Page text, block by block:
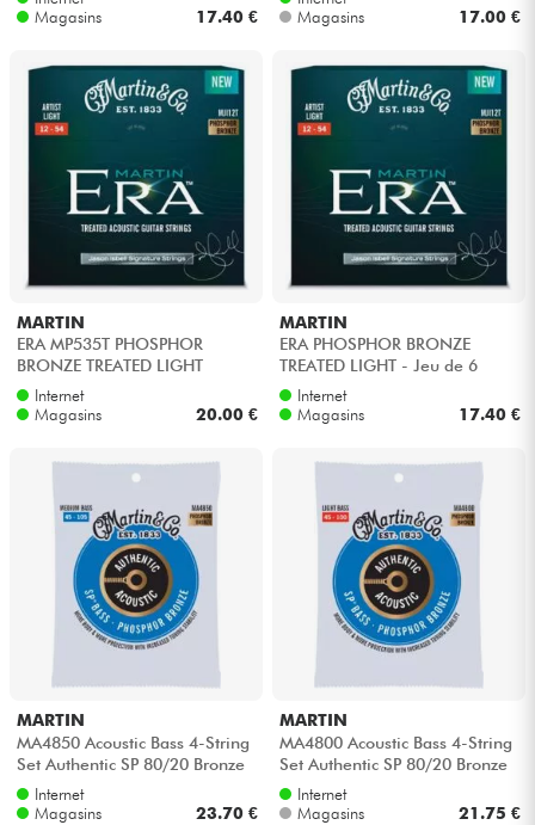
Magasins
17.40 €
Magasins
17.00 €
MARTIN
ERA MP535T PHOSPHOR
BRONZE TREATED LIGHT
Internet
Magasins
20.00 €
MARTIN
ERA PHOSPHOR BRONZE
TREATED LIGHT - Jeu de 6
cordesInternet
Magasins
17.40 €
MARTIN
MA4850 Acoustic Bass 4-String
Set Authentic SP 80/20 Bronze
45-105
Internet
Magasins
23.70 €
MARTIN
MA4800 Acoustic Bass 4-String
Set Authentic SP 80/20 Bronze
45-100 - Jeu de 4 cordes
Internet
Magasins
21.75 €